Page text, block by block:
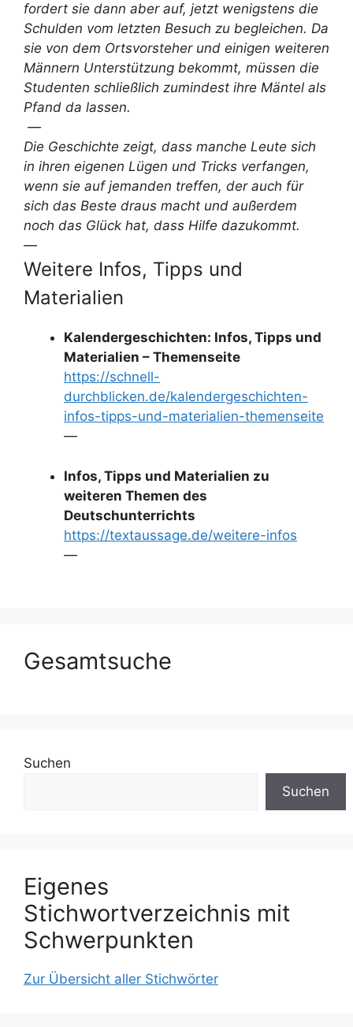
fordert sie dann aber auf, jetzt wenigstens die
Schulden vom letzten Besuch zu begleichen. Da
sie von dem Ortsvorsteher und einigen weiteren
Männern Unterstützung bekommt, müssen die
Studenten schließlich zumindest ihre Mäntel als
Pfand da lassen.
—
Die Geschichte zeigt, dass manche Leute sich
in ihren eigenen Lügen und Tricks verfangen,
wenn sie auf jemanden treffen, der auch für
sich das Beste draus macht und außerdem
noch das Glück hat, dass Hilfe dazukommt.
—
Weitere Infos, Tipps und
Materialien
Kalendergeschichten: Infos, Tipps und
Materialien – Themenseite
https://schnell-
durchblicken.de/kalendergeschichten-
infos-tipps-und-materialien-themenseite
—
Infos, Tipps und Materialien zu
weiteren Themen des
Deutschunterrichts
https://textaussage.de/weitere-infos
—
Gesamtsuche
Suchen
Suchen
Eigenes
Stichwortverzeichnis mit
Schwerpunkten
Zur Übersicht aller Stichwörter